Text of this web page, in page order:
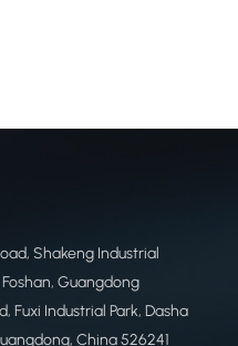
Shakeng Industrial
Guangdong
Fuxi Industrial Park, Dasha
China 526241